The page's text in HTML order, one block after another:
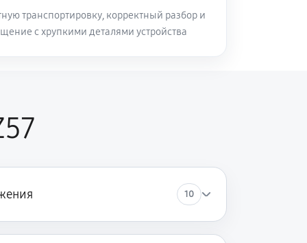
транспортировку, корректный разбор и
с хрупкими деталями устройства
10